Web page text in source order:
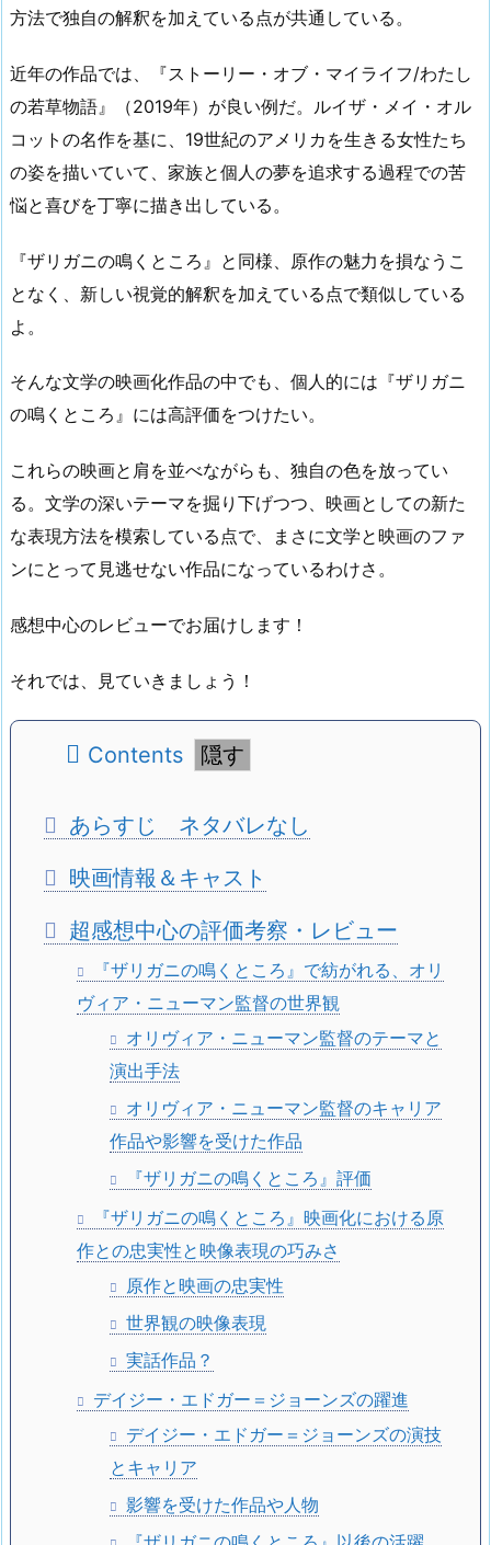
方法で独自の解釈を加えている点が共通している。
近年の作品では、『ストーリー・オブ・マイライフ/わたし
の若草物語』（2019年）が良い例だ。ルイザ・メイ・オル
コットの名作を基に、19世紀のアメリカを生きる女性たち
の姿を描いていて、家族と個人の夢を追求する過程での苦
悩と喜びを丁寧に描き出している。
『ザリガニの鳴くところ』と同様、原作の魅力を損なうこ
となく、新しい視覚的解釈を加えている点で類似している
よ。
そんな文学の映画化作品の中でも、個人的には『ザリガニ
の鳴くところ』には高評価をつけたい。
これらの映画と肩を並べながらも、独自の色を放ってい
る。文学の深いテーマを掘り下げつつ、映画としての新た
な表現方法を模索している点で、まさに文学と映画のファ
ンにとって見逃せない作品になっているわけさ。
感想中心のレビューでお届けします！
それでは、見ていきましょう！
Contents
あらすじ ネタバレなし
映画情報＆キャスト
超感想中心の評価考察・レビュー
『ザリガニの鳴くところ』で紡がれる、オリ
ヴィア・ニューマン監督の世界観
オリヴィア・ニューマン監督のテーマと
演出手法
オリヴィア・ニューマン監督のキャリア
作品や影響を受けた作品
『ザリガニの鳴くところ』評価
『ザリガニの鳴くところ』映画化における原
作との忠実性と映像表現の巧みさ
原作と映画の忠実性
世界観の映像表現
実話作品？
デイジー・エドガー＝ジョーンズの躍進
デイジー・エドガー＝ジョーンズの演技
とキャリア
影響を受けた作品や人物